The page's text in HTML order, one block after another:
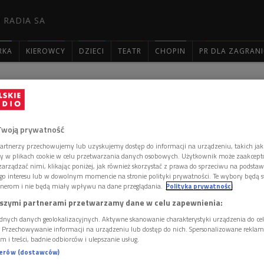
RADIA SA
KIEROWCY DZIECI TEATR CHOPIN PR DLA
Stampf'l
powieść radiowa "Matysiakowie" nadawana będzie w każdą
jak do tej pory - o 17.05. Audycja trwać będzie 20 minut. O
Polskiego Radia SA.
prywatność
przechowujemy lub uzyskujemy dostęp do informacji na urządzeniu, takich
w plikach cookie w celu przetwarzania danych osobowych. Użytkownik może
nimi, klikając poniżej, jak również skorzystać z prawa do sprzeciwu na
interesu lub w dowolnym momencie na stronie polityki prywatności. Te wybory będą
i nie będą miały wpływu na dane przeglądania. Polityka prywatności
partnerami przetwarzamy dane w celu zapewnienia:
danych geolokalizacyjnych. Aktywne skanowanie charakterystyki urządzenia do
informacji na urządzeniu lub dostęp do nich. Spersonalizowane
i treści, badnie odbiorców i ulepszanie usług.
(dostawców)